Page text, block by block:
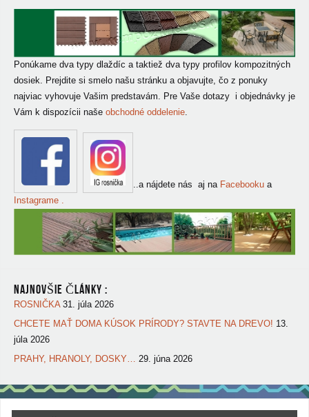
Ponúkame dva typy dlaždíc a taktiež dva typy profilov kompozitných
dosiek. Prejdite si smelo našu stránku a objavujte, čo z ponuky
najviac vyhovuje Vašim predstavám. Pre Vaše dotazy i objednávky je
Vám k dispozícii naše obchodné oddelenie.
..a nájdete nás aj na Facebooku a
Instagrame .
NAJNOVŠIE ČLÁNKY :
ROSNIČKA 31. júla 2026
CHCETE MAŤ DOMA KÚSOK PRÍRODY? STAVTE NA DREVO! 13.
júla 2026
PRAHY, HRANOLY, DOSKY… 29. júna 2026